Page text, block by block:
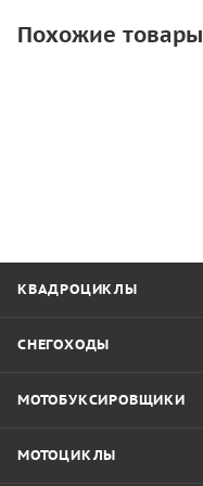
Похожие товары
КВАДРОЦИКЛЫ
СНЕГОХОДЫ
МОТОБУКСИРОВЩИКИ
МОТОЦИКЛЫ